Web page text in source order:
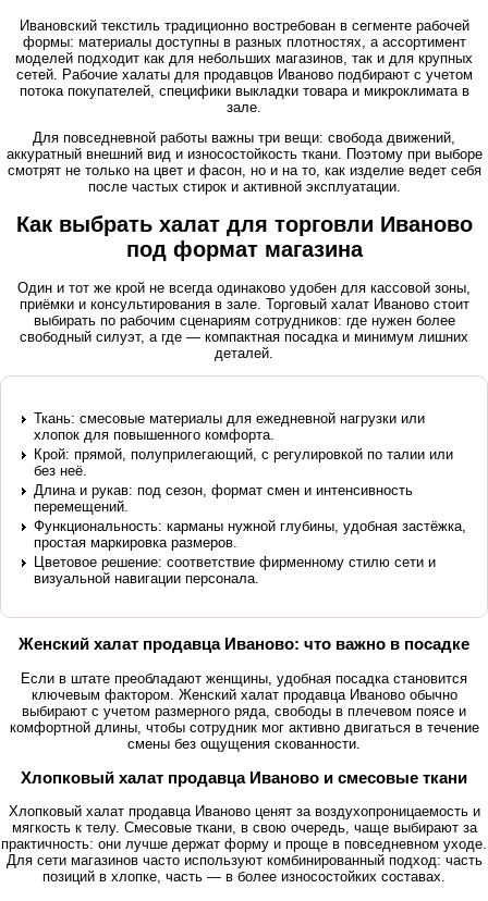
Ивановский текстиль традиционно востребован в сегменте рабочей
формы: материалы доступны в разных плотностях, а ассортимент
моделей подходит как для небольших магазинов, так и для крупных
сетей. Рабочие халаты для продавцов Иваново подбирают с учетом
потока покупателей, специфики выкладки товара и микроклимата в
зале.
Для повседневной работы важны три вещи: свобода движений,
аккуратный внешний вид и износостойкость ткани. Поэтому при выборе
смотрят не только на цвет и фасон, но и на то, как изделие ведет себя
после частых стирок и активной эксплуатации.
Как выбрать халат для торговли Иваново
под формат магазина
Один и тот же крой не всегда одинаково удобен для кассовой зоны,
приёмки и консультирования в зале. Торговый халат Иваново стоит
выбирать по рабочим сценариям сотрудников: где нужен более
свободный силуэт, а где — компактная посадка и минимум лишних
деталей.
Ткань: смесовые материалы для ежедневной нагрузки или
хлопок для повышенного комфорта.
Крой: прямой, полуприлегающий, с регулировкой по талии или
без неё.
Длина и рукав: под сезон, формат смен и интенсивность
перемещений.
Функциональность: карманы нужной глубины, удобная застёжка,
простая маркировка размеров.
Цветовое решение: соответствие фирменному стилю сети и
визуальной навигации персонала.
Женский халат продавца Иваново: что важно в посадке
Если в штате преобладают женщины, удобная посадка становится
ключевым фактором. Женский халат продавца Иваново обычно
выбирают с учетом размерного ряда, свободы в плечевом поясе и
комфортной длины, чтобы сотрудник мог активно двигаться в течение
смены без ощущения скованности.
Хлопковый халат продавца Иваново и смесовые ткани
Хлопковый халат продавца Иваново ценят за воздухопроницаемость и
мягкость к телу. Смесовые ткани, в свою очередь, чаще выбирают за
практичность: они лучше держат форму и проще в повседневном уходе.
Для сети магазинов часто используют комбинированный подход: часть
позиций в хлопке, часть — в более износостойких составах.